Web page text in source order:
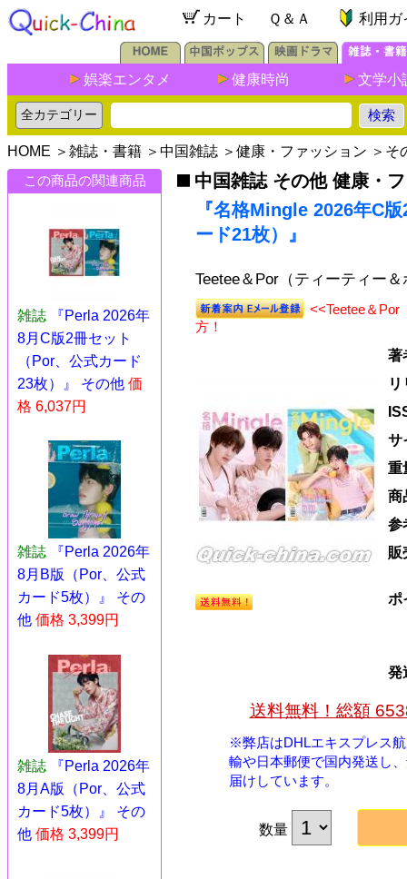
カート Ｑ＆Ａ 利用ガ
娯楽エンタメ 健康時尚 文学小
HOME ＞ 雑誌・書籍 ＞ 中国雑誌 ＞ 健康・ファッション ＞ そ
この商品の関連商品
雑誌
『Perla 2026年
8月C版2冊セット
（Por、公式カード
23枚）』 その他 価
格 6,037円
雑誌
『Perla 2026年
8月B版（Por、公式
カード5枚）』 その
他 価格 3,399円
雑誌
『Perla 2026年
8月A版（Por、公式
カード5枚）』 その
他 価格 3,399円
中国雑誌 その他 健康・
『名格Mingle 2026年C
ード21枚）』
Teetee＆Por（ティーティー
<<Teetee＆Por
方！
著
サ
重
商
参
販
ポ
発
送料無料！総額
※弊店はDHLエキスプレス
輸や日本郵便で国内発送し
届けしています。
数量